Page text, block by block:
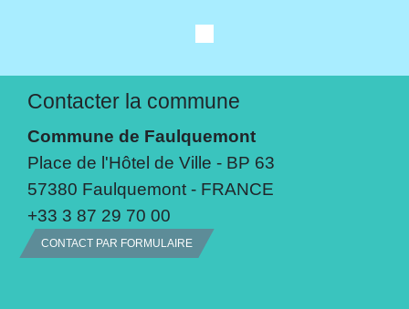
Contacter la commune
Commune de Faulquemont
Place de l'Hôtel de Ville - BP 63
57380 Faulquemont - FRANCE
+33 3 87 29 70 00
CONTACT PAR FORMULAIRE